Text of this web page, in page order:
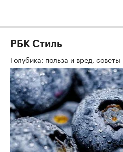
РБК Стиль
Голубика: польза и вред, советы